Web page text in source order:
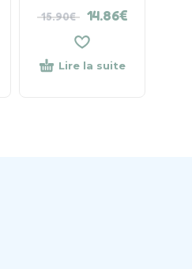
15.90€ 14.86€
Lire la suite